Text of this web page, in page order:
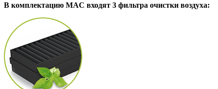
В комплектацию MAC входят 3 фильтра очистки воздуха: